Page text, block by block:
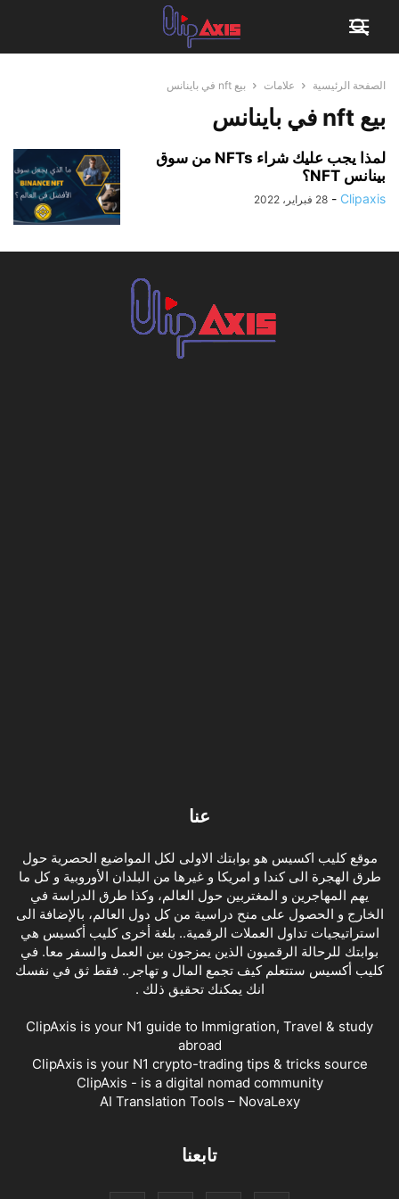
الصفحة الرئيسية علامات بيع nft في باينانس
بيع nft في باينانس
لمذا يجب عليك شراء NFTs من سوق
بينانس NFT؟
Clipaxis
- 28 فبراير، 2022
عنا
موقع كليب اكسيس هو بوابتك الاولى لكل المواضيع الحصرية حول
طرق الهجرة الى كندا و امريكا و غيرها من البلدان الأوروبية و كل ما
يهم المهاجرين و المغتربين حول العالم، وكذا طرق الدراسة في
الخارج و الحصول على منح دراسية من كل دول العالم، بالإضافة الى
استراتيجيات تداول العملات الرقمية.. بلغة أخرى كليب أكسيس هي
بوابتك للرحالة الرقميون الذين يمزجون بين العمل والسفر معا. في
كليب أكسيس ستتعلم كيف تجمع المال و تهاجر.. فقط ثق في نفسك
انك يمكنك تحقيق ذلك .
ClipAxis is your N1 guide to Immigration, Travel & study
abroad
ClipAxis is your N1 crypto-trading tips & tricks source
ClipAxis - is a digital nomad community
AI Translation Tools – NovaLexy
تابعنا